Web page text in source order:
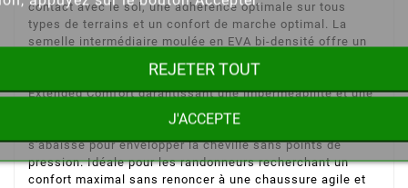
contact avec le sol, une adhérence optimale sur tous
types de terrains et un confort de marche optimal. La
semelle intermédiaire moulée en EVA bi-densité offre un
et résistante aux agents extérieurs. Doublure GORE-TEX®
Extended Comfort garantissant une imperméabilité et une
respirabilité optimales pour un confort optimal du pied.
Système de laçage classique, pratique et efficace ; le col
s'abaisse pour envelopper la cheville sans points de
pression. Idéale pour les randonneurs recherchant un
confort maximal sans renoncer à une chaussure agile et
REJETER TOUT
J'ACCEPTE